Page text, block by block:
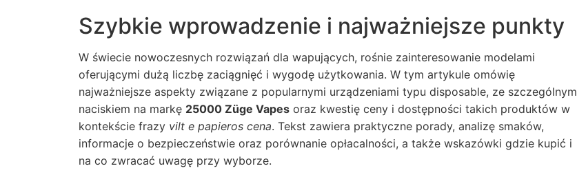
Szybkie wprowadzenie i najważniejsze punkty
W świecie nowoczesnych rozwiązań dla wapujących, rośnie zainteresowanie modelami
oferującymi dużą liczbę zaciągnięć i wygodę użytkowania. W tym artykule omówię
najważniejsze aspekty związane z popularnymi urządzeniami typu disposable, ze szczególnym
naciskiem na markę 25000 Züge Vapes oraz kwestię ceny i dostępności takich produktów w
kontekście frazy vilt e papieros cena. Tekst zawiera praktyczne porady, analizę smaków,
informacje o bezpieczeństwie oraz porównanie opłacalności, a także wskazówki gdzie kupić i
na co zwracać uwagę przy wyborze.